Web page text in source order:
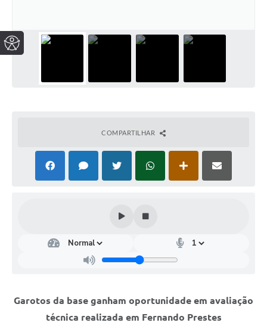
COMPARTILHAR
Garotos da base ganham oportunidade em avaliação
técnica realizada em Fernando Prestes